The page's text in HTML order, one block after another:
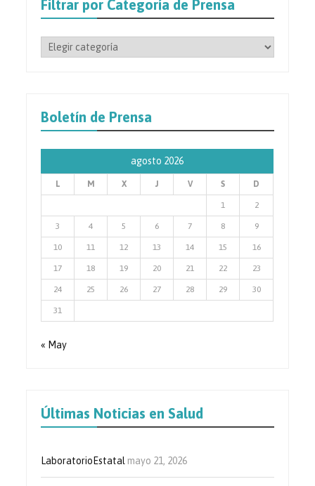
Filtrar por Categoría de Prensa
Filtrar
Prensa
Boletín de Prensa
agosto 2026
L M X J V S D
1 2
3 4 5 6 7 8 9
10 11 12 13 14 15 16
17 18 19 20 21 22 23
24 25 26 27 28 29 30
31
« May
Últimas Noticias en Salud
LaboratorioEstatal mayo 21, 2026